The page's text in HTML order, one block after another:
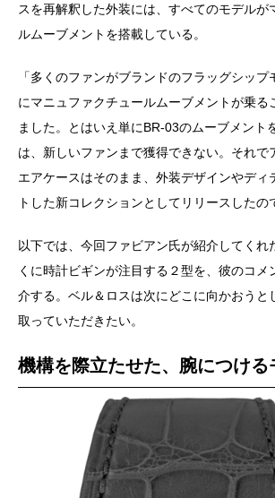
スを再解釈した外装には、すべてのモデルが
ルムーブメントを搭載している。
「多くのファンがブランドのフラッグシッ
にマニュファクチュールムーブメントが乗る
ました。とはいえ単にBR-03のムーブメント
は、新しいファンまで獲得できない。それで
エアケースはそのまま、外装デザインやディ
トした新コレクションとしてリリースしたの
以下では、今回ファビアン氏が紹介してくれ
くに時計ビギンが注目する２型を、彼のコメ
介する。ベル＆ロスは次にどこに向かおうと
取っていただきたい。
機構を際立たせた、腕につける